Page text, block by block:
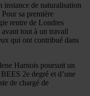
instance de naturalisation
sa première
rentre de Londres
tout à un travail
qui ont contribué dans
Harnois poursuit un
2e degré et d’une
de chargé de